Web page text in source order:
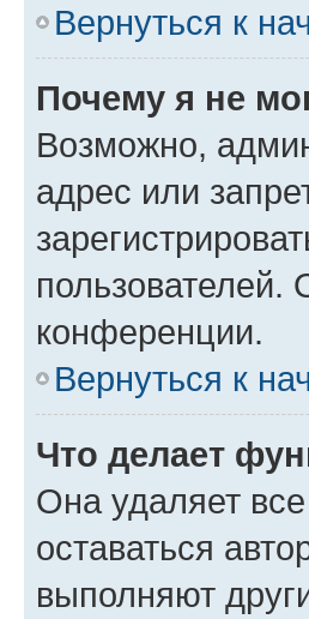
Вернуться к
Почему я не
Возможно,
адрес или
пользователей.
конференции.
Вернуться к
Что делает
Она удаляет
оставаться
выполняют